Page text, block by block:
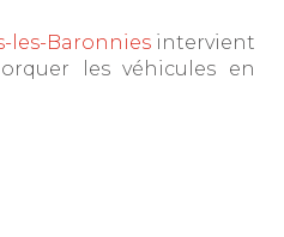
les-Baronniesintervient
les véhicules en